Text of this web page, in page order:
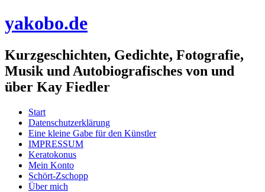
yakobo.de
Kurzgeschichten, Gedichte, Fotografie,
Musik und Autobiografisches von und
über Kay Fiedler
Menü
Zum
Inhalt
springen
Start
Datenschutzerklärung
Eine kleine Gabe für den Künstler
IMPRESSUM
Keratokonus
Mein Konto
Schört-Zschopp
Über mich